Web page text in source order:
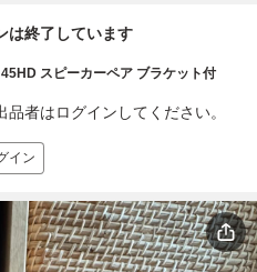
は終了しています
スピーカーペア ブラケット付
者はログインしてください。
イン